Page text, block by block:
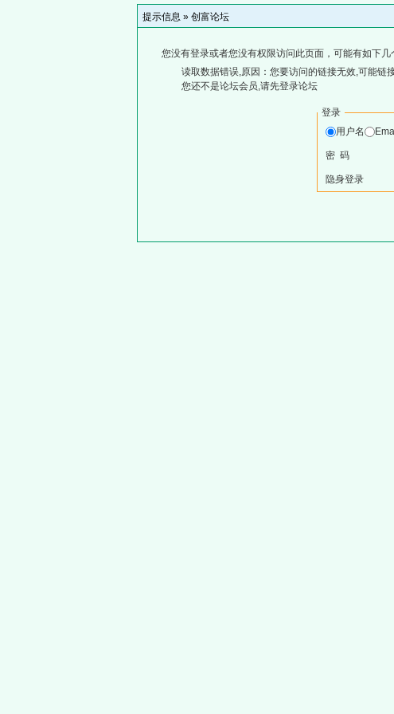
提示信息 » 创富论坛
您没有登录或者您没有权限访问此页面，可能有如下几
读取数据错误,原因：您要访问的链接无效,可能链
您还不是论坛会员,请先登录论坛
登录
用户名
密 码
隐身登录